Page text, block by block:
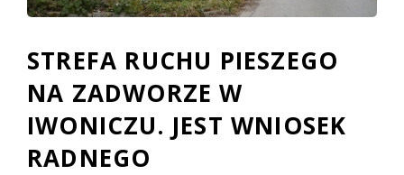
STREFA RUCHU PIESZEGO
NA ZADWORZE W
IWONICZU. JEST WNIOSEK
RADNEGO